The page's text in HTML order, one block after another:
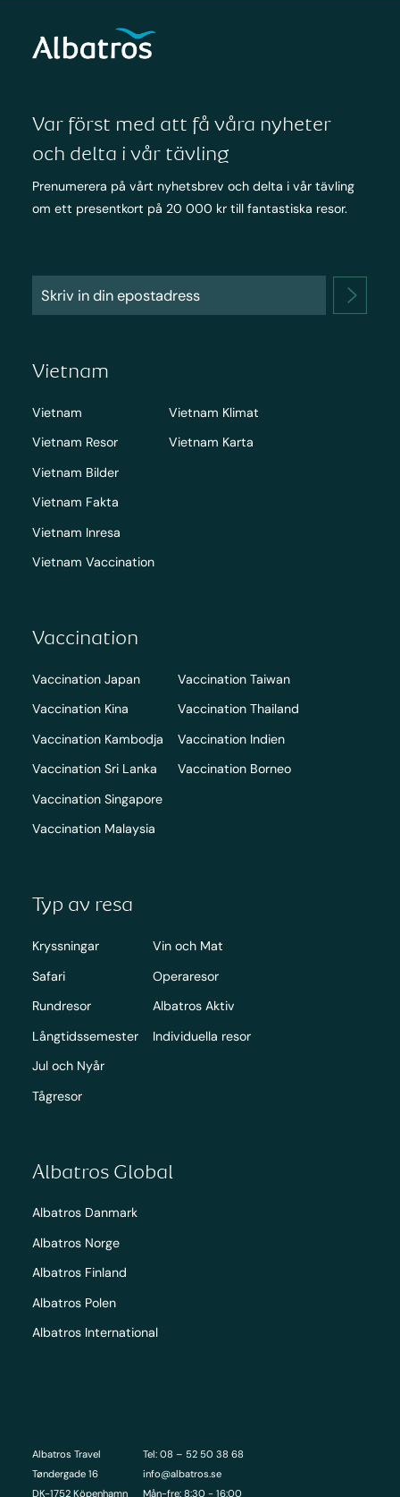
Var först med att få våra nyheter
och delta i vår tävling
Prenumerera på vårt nyhetsbrev och delta i vår tävling
om ett presentkort på 20 000 kr till fantastiska resor.
Vietnam
Vietnam
Vietnam Resor
Vietnam Bilder
Vietnam Fakta
Vietnam Inresa
Vietnam Vaccination
Vietnam Klimat
Vietnam Karta
Vaccination
Vaccination Japan
Vaccination Kina
Vaccination Kambodja
Vaccination Sri Lanka
Vaccination Singapore
Vaccination Malaysia
Vaccination Taiwan
Vaccination Thailand
Vaccination Indien
Vaccination Borneo
Albatros Travel
Tøndergade 16
DK-1752 Köpenhamn
Tel: 08 – 52 50 38 68
info@albatros.se
Mån-fre: 8:30 - 16:00
Typ av resa
Kryssningar
Safari
Rundresor
Långtidssemester
Jul och Nyår
Tågresor
Vin och Mat
Operaresor
Albatros Aktiv
Individuella resor
Albatros Global
Albatros Danmark
Albatros Norge
Albatros Finland
Albatros Polen
Albatros International